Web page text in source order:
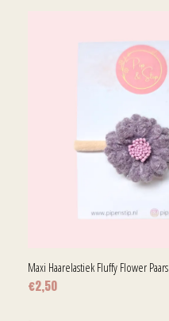
Maxi Haarelastiek Fluffy Flower Paars
€2,50